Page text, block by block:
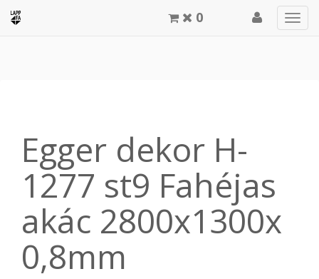
0
Egger dekor H-
1277 st9 Fahéjas
akác 2800x1300x
0,8mm